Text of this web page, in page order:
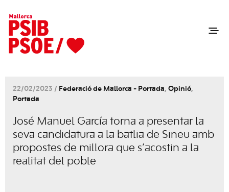
22/02/2023 / Federació de Mallorca - Portada, Opinió,
Portada
José Manuel García torna a presentar la
seva candidatura a la batlia de Sineu amb
propostes de millora que s’acostin a la
realitat del poble